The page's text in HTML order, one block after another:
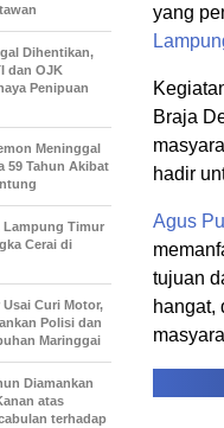
yang
Braja
hadir
Agus
tujuan
hangat,
Dihentikan,
dan OJK
Penipuan
Meninggal
59 Tahun Akibat
Lampung Timur
Cerai di
Curi Motor,
Polisi dan
Maringgai
Diamankan
atas
terhadap